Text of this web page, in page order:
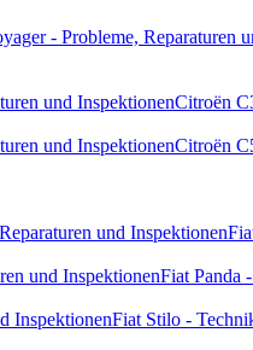
- Probleme, Reparaturen
und InspektionenCitroën
und InspektionenCitroën
und Inspektionen
und InspektionenFiat Panda
InspektionenFiat Stilo -